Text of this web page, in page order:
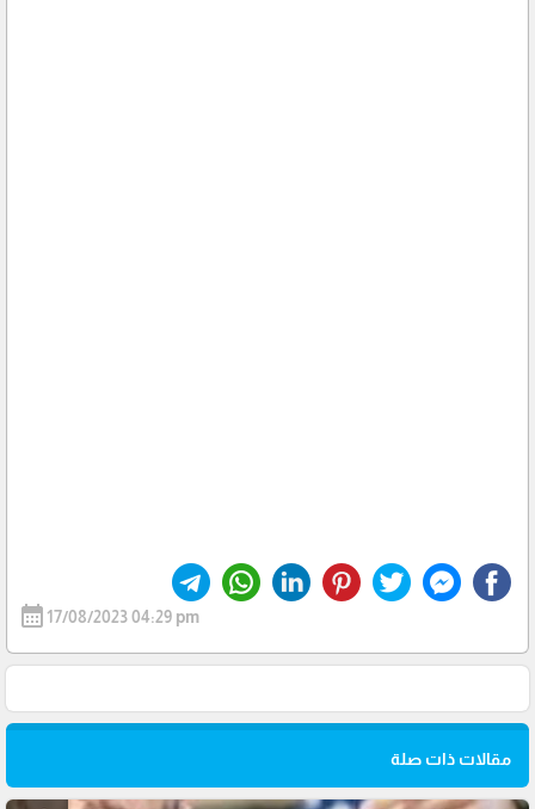
calendar_month 17/08/2023 04:29 pm
مقالات ذات صلة